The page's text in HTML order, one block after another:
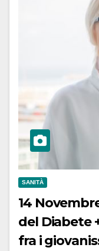
SANITÀ
14
del Diabete +3% di casi di diabete
fra i